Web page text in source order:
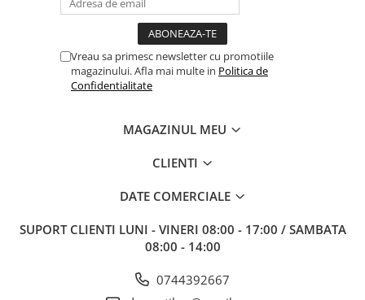
Vreau sa primesc newsletter cu promotiile
magazinului. Afla mai multe in Politica de
Confidentialitate
MAGAZINUL MEU
CLIENTI
DATE COMERCIALE
SUPORT CLIENTI LUNI - VINERI 08:00 - 17:00 / SAMBATA
08:00 - 14:00
0744392667